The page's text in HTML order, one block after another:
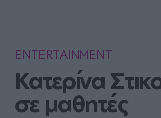
ENTERTAINMENT
Κατερίνα
σε μαθητές